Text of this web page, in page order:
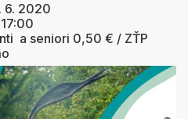
6. 2020
a seniori 0,50 € / ZŤP